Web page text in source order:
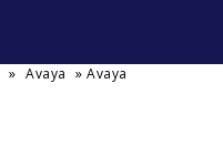
» Avaya » Avaya